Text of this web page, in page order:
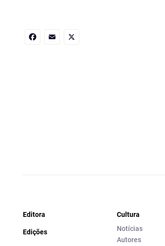
Editora
Edições
Cultura
Notícias
Autores